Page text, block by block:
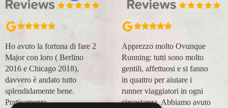
Ho avuto la fortuna di fare 2
Major con loro ( Berlino
2016 e Chicago 2018),
davvero è andato tutto
splendidamente bene.
Praticamente
Apprezzo molto Ovunque
Running: tutti sono molto
gentili, affettuosi e si fanno
in quattro per aiutare i
runner viaggiatori in ogni
circostanza. Abbiamo avuto